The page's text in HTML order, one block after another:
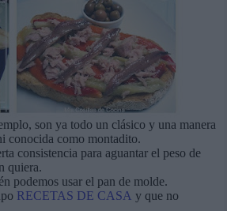
son ya todo un clásico y una manera
conocida como montadito.
consistencia para aguantar el peso de
quiera.
podemos usar el pan de molde.
RECETAS DE CASA y que no